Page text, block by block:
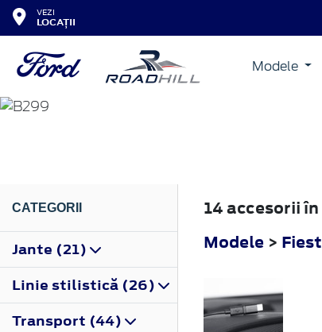
VEZI
LOCAȚII
Modele
FIESTA
CATEGORII
Jante (21)
Linie stilistică (26)
Transport (44)
14 accesorii
Modele >